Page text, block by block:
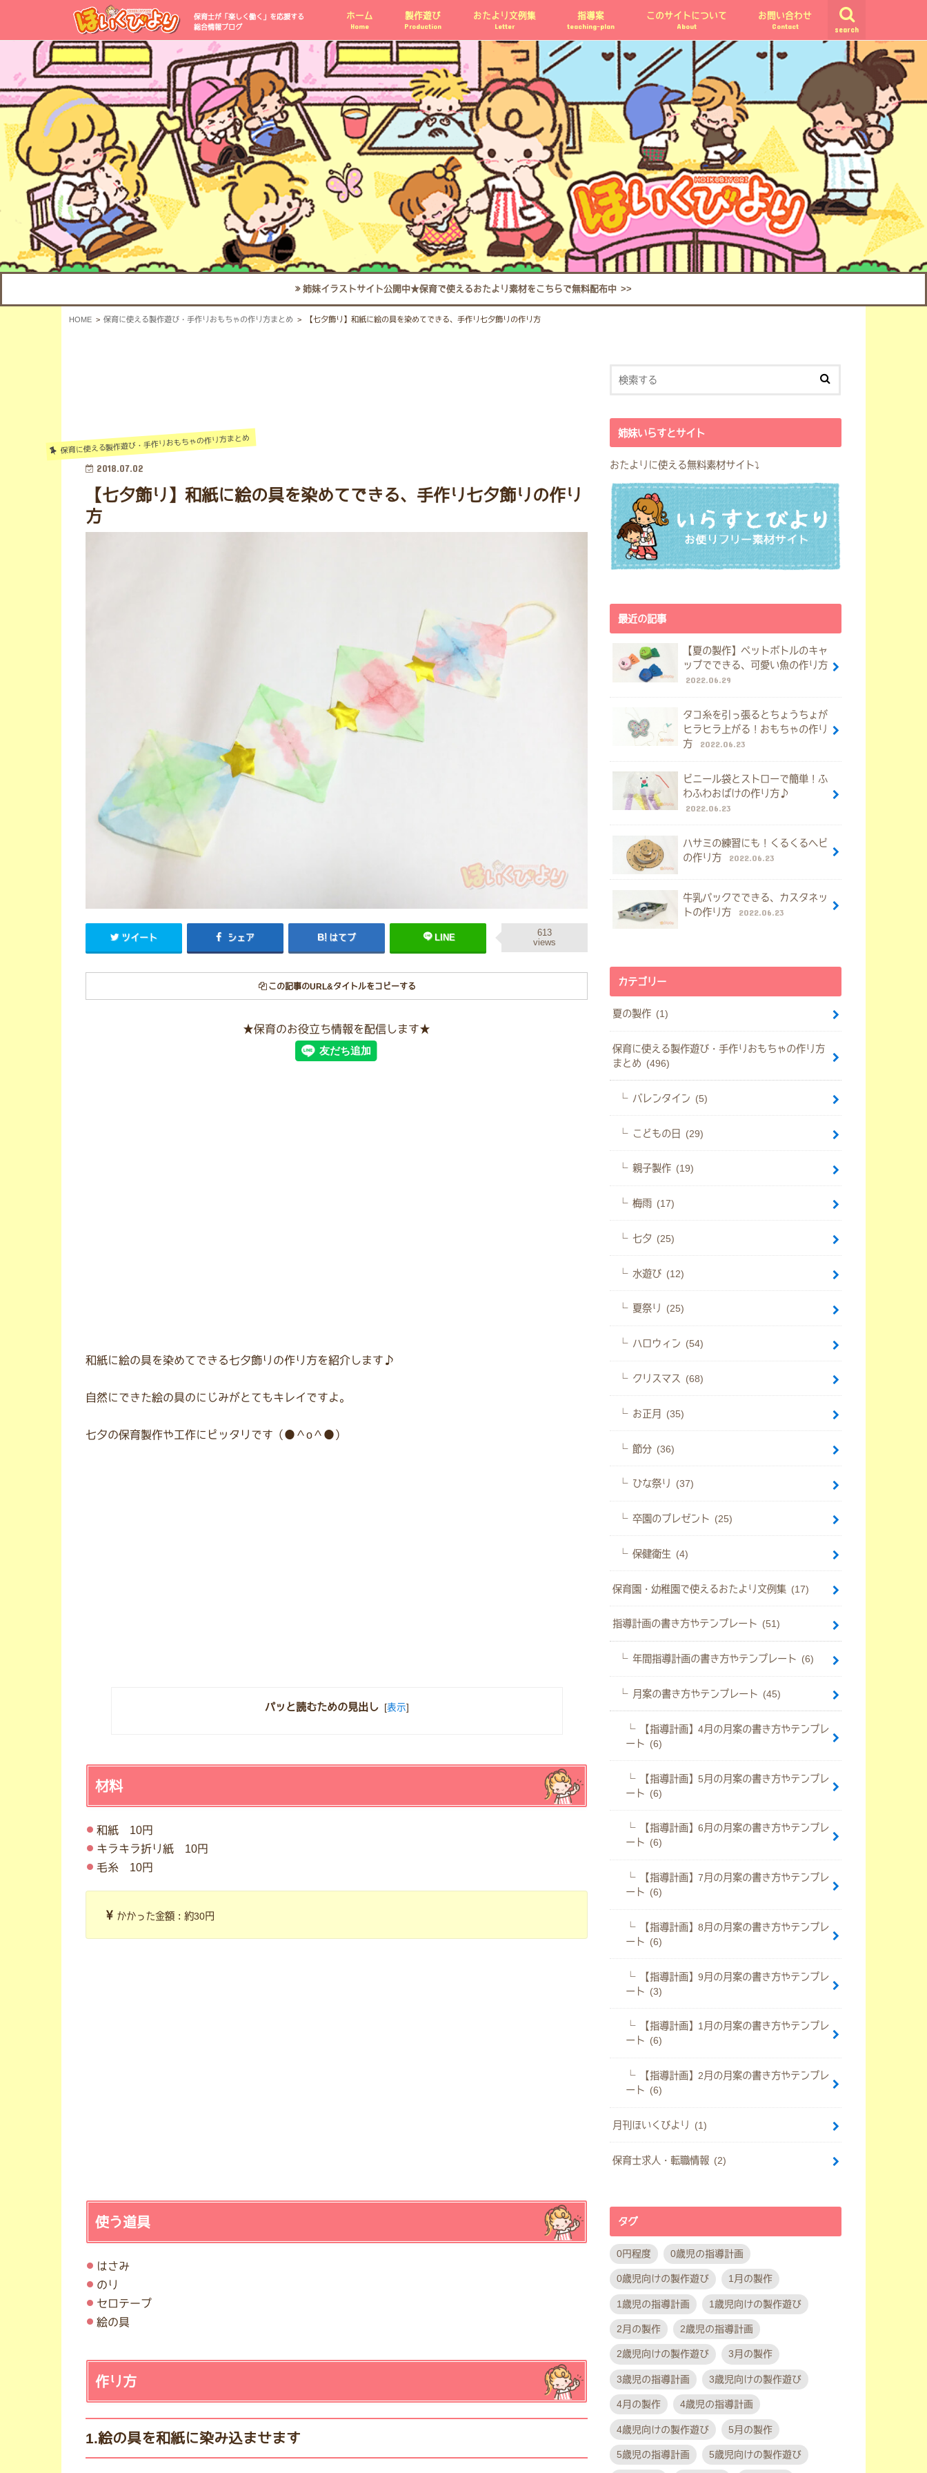
保育士が「楽しく働く」を応援する
総合情報ブログ
search
ホーム
Home
製作遊び
Production
おたより文例集
Letter
指導案
teaching-plan
このサイトについて
About
お問い合わせ
Contact
姉妹イラストサイト公開中★保育で使えるおたより素材をこちらで無料配布中 >>
HOME 保育に使える製作遊び・手作りおもちゃの作り方まとめ 【七夕飾り】和紙に絵の具を染めてできる、手作り七夕飾りの作り方
保育に使える製作遊び・手作りおもちゃの作り方まとめ
2018.07.02
【七夕飾り】和紙に絵の具を染めてできる、手作り七夕飾りの作り
方
ツイート シェア はてブ LINE
613
views
この記事のURL&タイトルをコピーする
★保育のお役立ち情報を配信します★
和紙に絵の具を染めてできる七夕飾りの作り方を紹介します♪
自然にできた絵の具のにじみがとてもキレイですよ。
七夕の保育製作や工作にピッタリです（●＾o＾●）
パッと読むための見出し [表示]
材料
和紙 10円
キラキラ折り紙 10円
毛糸 10円
かかった金額：約30円
使う道具
はさみ
のり
セロテープ
絵の具
作り方
1.絵の具を和紙に染み込ませます
姉妹いらすとサイト
おたよりに使える無料素材サイト⤵︎
最近の記事
【夏の製作】ペットボトルのキャ
ップでできる、可愛い魚の作り方
2022.06.29
タコ糸を引っ張るとちょうちょが
ヒラヒラ上がる！おもちゃの作り
方
2022.06.23
ビニール袋とストローで簡単！ふ
わふわおばけの作り方♪
2022.06.23
ハサミの練習にも！くるくるヘビ
の作り方
2022.06.23
牛乳パックでできる、カスタネッ
トの作り方
2022.06.23
カテゴリー
夏の製作 (1)
保育に使える製作遊び・手作りおもちゃの作り方
まとめ (496)
バレンタイン (5)
こどもの日 (29)
親子製作 (19)
梅雨 (17)
七夕 (25)
水遊び (12)
夏祭り (25)
ハロウィン (54)
クリスマス (68)
お正月 (35)
節分 (36)
ひな祭り (37)
卒園のプレゼント (25)
保健衛生 (4)
保育園・幼稚園で使えるおたより文例集 (17)
指導計画の書き方やテンプレート (51)
年間指導計画の書き方やテンプレート (6)
月案の書き方やテンプレート (45)
【指導計画】4月の月案の書き方やテンプレ
ート (6)
【指導計画】5月の月案の書き方やテンプレ
ート (6)
【指導計画】6月の月案の書き方やテンプレ
ート (6)
【指導計画】7月の月案の書き方やテンプレ
ート (6)
【指導計画】8月の月案の書き方やテンプレ
ート (6)
【指導計画】9月の月案の書き方やテンプレ
ート (3)
【指導計画】1月の月案の書き方やテンプレ
ート (6)
【指導計画】2月の月案の書き方やテンプレ
ート (6)
月刊ほいくびより (1)
保育士求人・転職情報 (2)
タグ
0円程度 0歳児の指導計画
0歳児向けの製作遊び 1月の製作
1歳児の指導計画 1歳児向けの製作遊び
2月の製作 2歳児の指導計画
2歳児向けの製作遊び 3月の製作
3歳児の指導計画 3歳児向けの製作遊び
4月の製作 4歳児の指導計画
4歳児向けの製作遊び 5月の製作
5歳児の指導計画 5歳児向けの製作遊び